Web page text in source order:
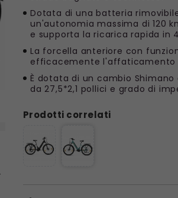
Dotata di una batteria
un'autonomia massima di 120
e supporta la ricarica rapida in
La forcella anteriore con
efficacemente l'affaticamento
È dotata di un cambio
da 27,5*2,1 pollici e grado di
Prodotti correlati